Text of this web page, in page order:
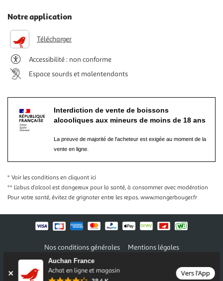
Auchan France
Achat en ligne et magasin
Vers l'App
Notre application
Télécharger
Accessibilité : non conforme
Espace sourds et malentendants
Interdiction de vente de boissons
alcooliques aux mineurs de moins de 18 ans
La preuve de majorité de l'acheteur est exigée au moment de la
vente en ligne.
* Voir les conditions en cliquant ici
** L’abus d’alcool est dangereux pour la santé, à consommer avec modération
Pour votre santé, évitez de grignoter entre les repas. www.mangerbouger.fr
Nos conditions générales
Mentions légales
Conditions des offres et promotions
Politique de confidentialité
Informations légales marketplace